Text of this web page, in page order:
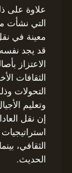
علاوة على
التي نشأت
معينة في
قد يجد
الاعتزاز
الثقافات
التحولات
وتعليم
إن نقل
الثقافي،
الحديث.